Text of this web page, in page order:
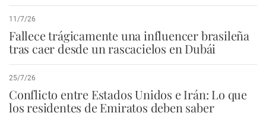
11/7/26
Fallece trágicamente una influencer brasileña
tras caer desde un rascacielos en Dubái
25/7/26
Conflicto entre Estados Unidos e Irán: Lo que
los residentes de Emiratos deben saber